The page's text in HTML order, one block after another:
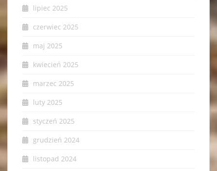
lipiec 2025
czerwiec 2025
maj 2025
kwiecień 2025
marzec 2025
luty 2025
styczeń 2025
grudzień 2024
listopad 2024